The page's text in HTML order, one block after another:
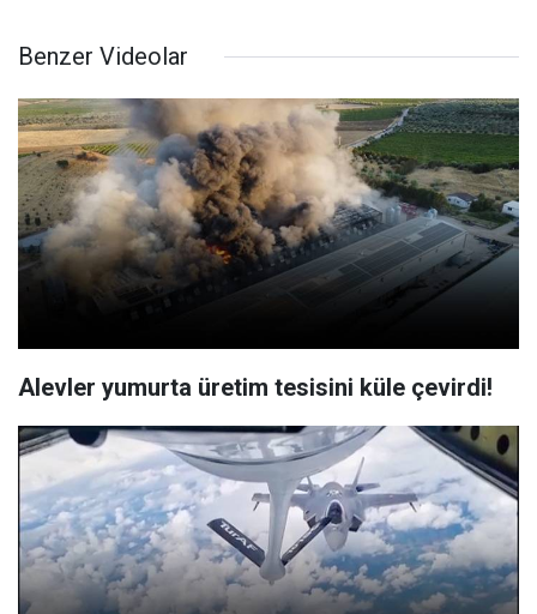
Benzer Videolar
Alevler yumurta üretim tesisini küle çevirdi!